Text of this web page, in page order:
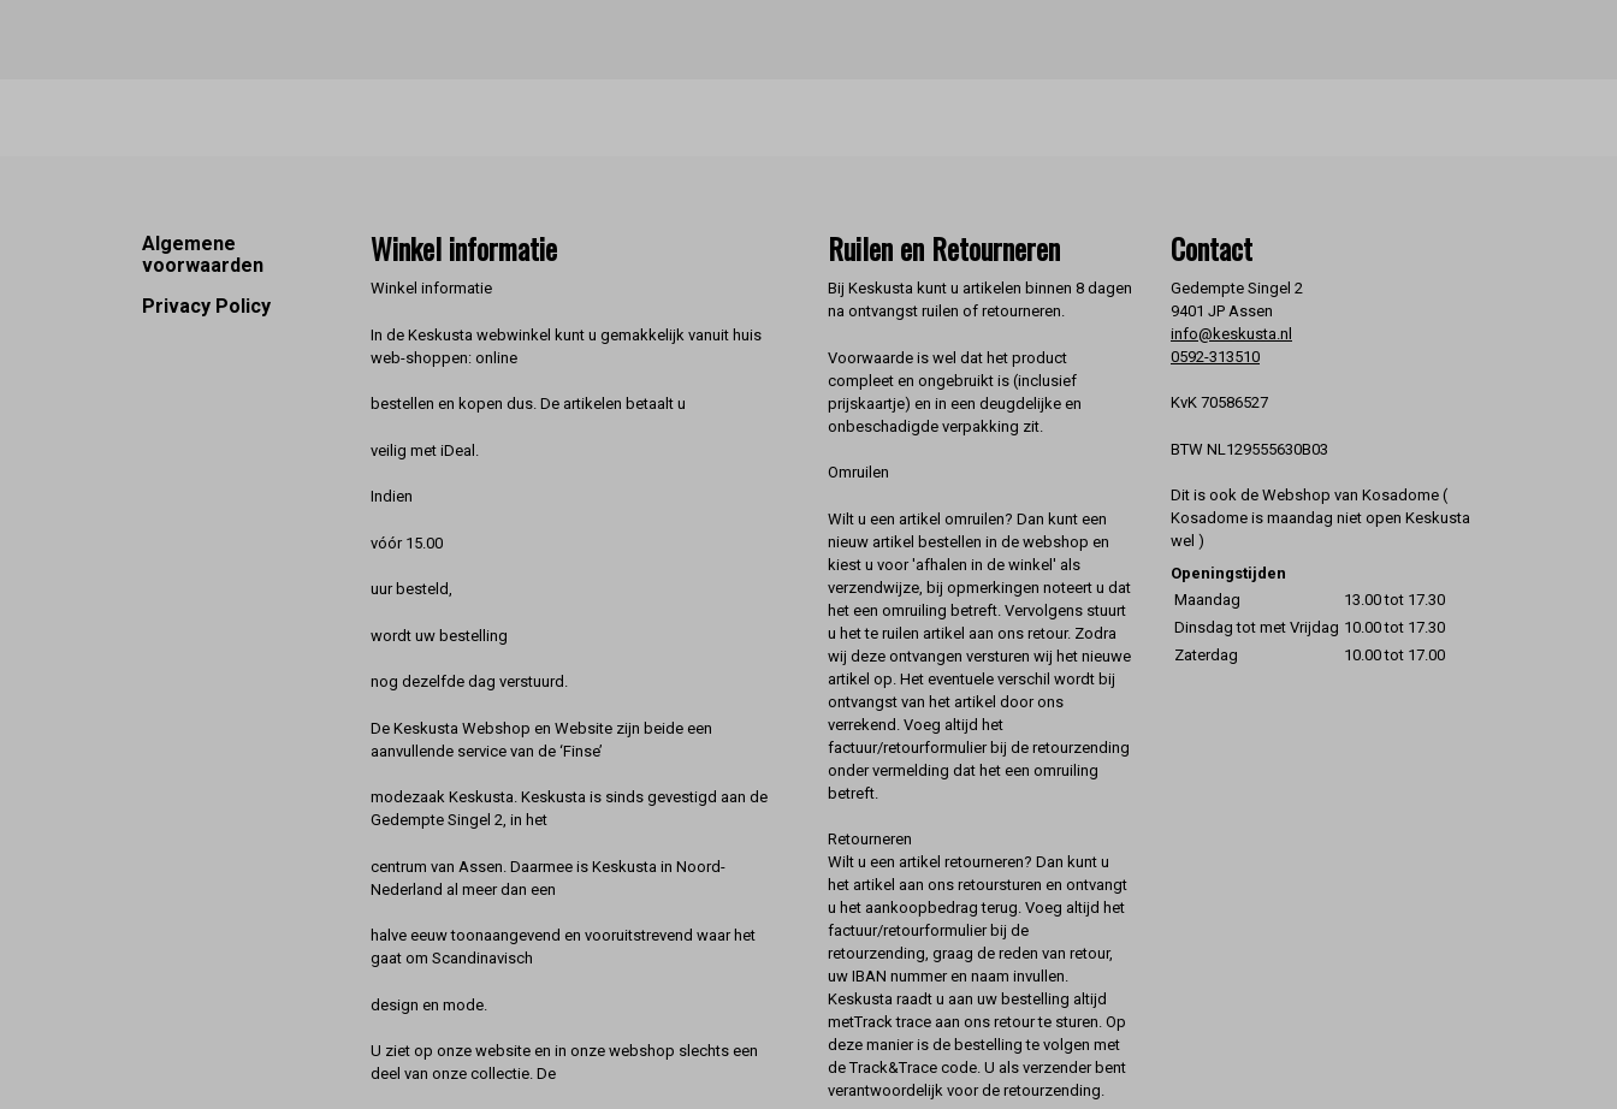
Footer
Algemene
voorwaarden
Privacy Policy
Winkel informatie
Winkel informatie
In de Keskusta webwinkel kunt u gemakkelijk vanuit huis
web-shoppen: online
bestellen en kopen dus. De artikelen betaalt u
veilig met iDeal.
Indien
vóór 15.00
uur besteld,
wordt uw bestelling
nog dezelfde dag verstuurd.
De Keskusta Webshop en Website zijn beide een
aanvullende service van de ‘Finse’
modezaak Keskusta. Keskusta is sinds gevestigd aan de
Gedempte Singel 2, in het
centrum van Assen. Daarmee is Keskusta in Noord-
Nederland al meer dan een
halve eeuw toonaangevend en vooruitstrevend waar het
gaat om Scandinavisch
design en mode.
U ziet op onze website en in onze webshop slechts een
deel van onze collectie. De
Ruilen en Retourneren
Bij Keskusta kunt u artikelen binnen 8 dagen
na ontvangst ruilen of retourneren.
Voorwaarde is wel dat het product
compleet en ongebruikt is (inclusief
prijskaartje) en in een deugdelijke en
onbeschadigde verpakking zit.
Omruilen
Wilt u een artikel omruilen? Dan kunt een
nieuw artikel bestellen in de webshop en
kiest u voor 'afhalen in de winkel' als
verzendwijze, bij opmerkingen noteert u dat
het een omruiling betreft. Vervolgens stuurt
u het te ruilen artikel aan ons retour. Zodra
wij deze ontvangen versturen wij het nieuwe
artikel op. Het eventuele verschil wordt bij
ontvangst van het artikel door ons
verrekend. Voeg altijd het
factuur/retourformulier bij de retourzending
onder vermelding dat het een omruiling
betreft.
Retourneren
Wilt u een artikel retourneren? Dan kunt u
het artikel aan ons retoursturen en ontvangt
u het aankoopbedrag terug. Voeg altijd het
factuur/retourformulier bij de
retourzending, graag de reden van retour,
uw IBAN nummer en naam invullen.
Keskusta raadt u aan uw bestelling altijd
metTrack trace aan ons retour te sturen. Op
deze manier is de bestelling te volgen met
de Track&Trace code. U als verzender bent
verantwoordelijk voor de retourzending.
Contact
Gedempte Singel 2
9401 JP Assen
info@keskusta.nl
0592-313510
KvK 70586527
BTW NL129555630B03
Dit is ook de Webshop van Kosadome (
Kosadome is maandag niet open Keskusta
wel )
Openingstijden
Maandag
13.00 tot 17.30
Dinsdag tot met Vrijdag 10.00 tot 17.30
Zaterdag
10.00 tot 17.00